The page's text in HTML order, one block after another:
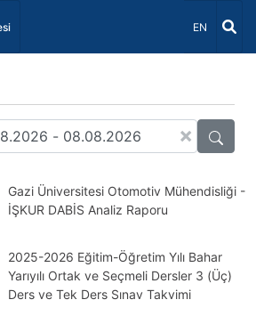
Dil Seçiniz
EN
×
Gazi Üniversitesi Otomotiv Mühendisliği -
İŞKUR DABİS Analiz Raporu
2025-2026 Eğitim-Öğretim Yılı Bahar
Yarıyılı Ortak ve Seçmeli Dersler 3 (Üç)
Ders ve Tek Ders Sınav Takvimi